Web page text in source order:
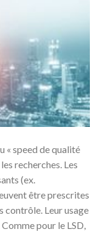
« speed de qualité
recherches. Les
(ex.
être prescrites
contrôle. Leur usage
pour le LSD,